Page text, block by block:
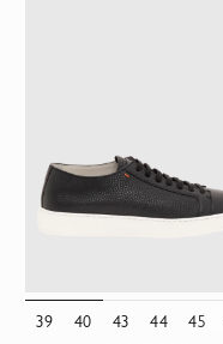
39 40 43 44 45